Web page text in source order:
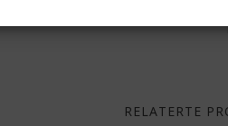
RELATERTE